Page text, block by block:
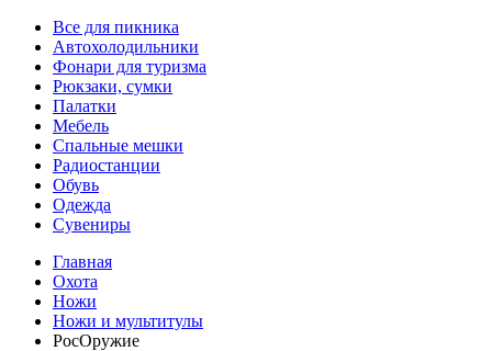
Все для пикника
Автохолодильники
Фонари для туризма
Рюкзаки, сумки
Палатки
Мебель
Спальные мешки
Радиостанции
Обувь
Одежда
Сувениры
Главная
Охота
Ножи
Ножи и мультитулы
РосОружие